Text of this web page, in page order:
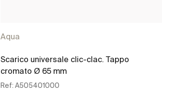
Aqua
Scarico universale clic-clac. Tappo
cromato Ø 65 mm
Ref: A505401000